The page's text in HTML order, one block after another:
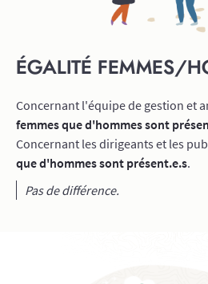
ÉGALITÉ FEMMES/
Concernant l'équipe de gestion et
femmes que d'hommes sont
Concernant les dirigeants et les
que d'hommes sont présent.e.s.
Pas de différence.